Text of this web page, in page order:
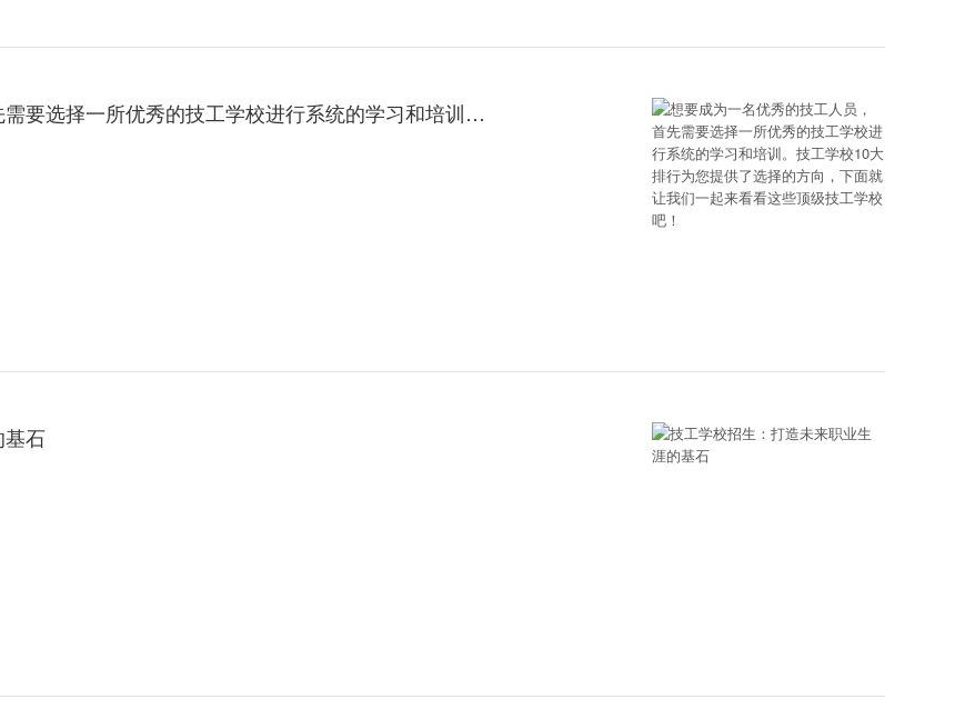
想要成为一名优秀的技工人员，首先需要选择一所优秀的技工学校进行系统的学习和培训。技工学校10大排行为您提供了选择的方向，下面就让我们一起来看看这些顶级技工学校吧！
石